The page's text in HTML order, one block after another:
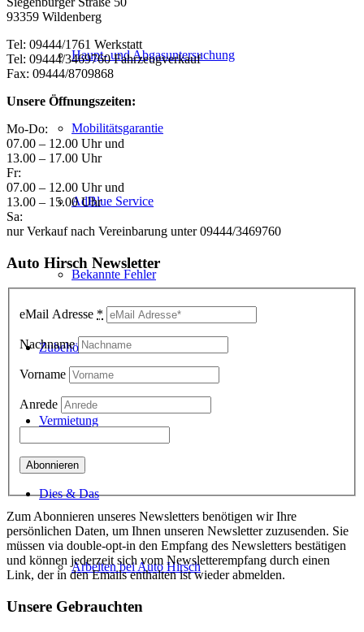
Haupt- und Abgasuntersuchung
Mobilitätsgarantie
AdBlue Service
Bekannte Fehler
Zubehör
Vermietung
Dies & Das
Arbeiten bei Auto Hirsch
93359 Wildenberg
Tel: 09444/1761 Werkstatt
Tel: 09444/3469760 Fahrzeugverkauf
Fax: 09444/8709868
Unsere Öffnungszeiten:
Mo-Do:
07.00 – 12.00 Uhr und
13.00 – 17.00 Uhr
Fr:
07.00 – 12.00 Uhr und
13.00 – 15.00 Uhr
Sa:
nur Verkauf nach Vereinbarung unter 09444/3469760
Auto Hirsch Newsletter
eMail Adresse *
Nachname
Vorname
Anrede
Zum Abonnieren unseres Newsletters benötigen wir Ihre
persönlichen Daten, um Ihnen unseren Newsletter zuzusenden. Sie
müssen via double-opt-in den Empfang des Newsletters bestätigen
und können jederzeit sich vom Newsletterempfang durch einen
Link, der in den Emails enthalten ist wieder abmelden.
Unsere Gebrauchten